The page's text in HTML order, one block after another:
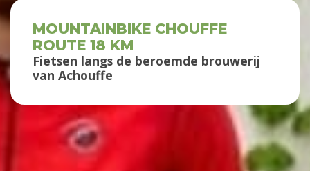
MOUNTAINBIKE CHOUFFE
ROUTE 18 KM
Fietsen langs de beroemde brouwerij
van Achouffe